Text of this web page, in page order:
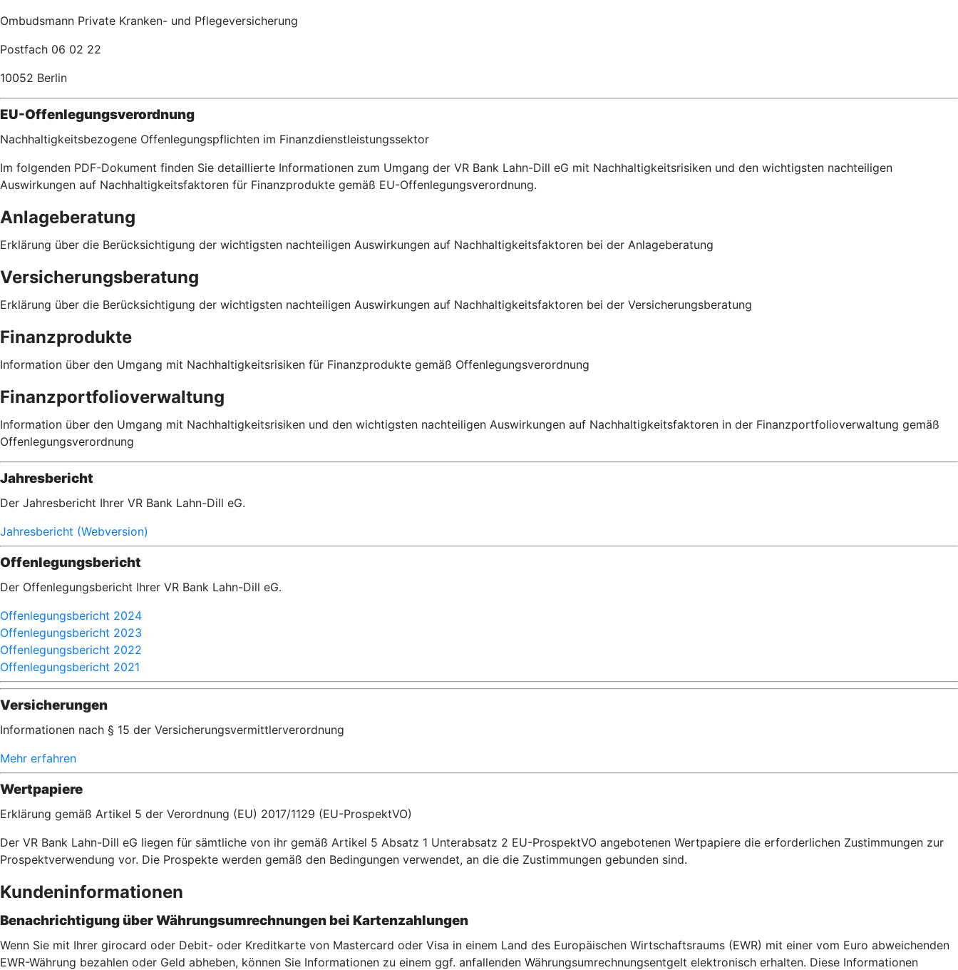
Ombudsmann Private Kranken- und Pflegeversicherung
Postfach 06 02 22
10052 Berlin
EU-Offenlegungsverordnung
Nachhaltigkeitsbezogene Offenlegungspflichten im Finanzdienstleistungssektor
Im folgenden PDF-Dokument finden Sie detaillierte Informationen zum Umgang der VR Bank Lahn-Dill eG mit Nachhaltigkeitsrisiken und den wichtigsten nachteiligen
Auswirkungen auf Nachhaltigkeitsfaktoren für Finanzprodukte gemäß EU-Offenlegungsverordnung.
Anlageberatung
Erklärung über die Berücksichtigung der wichtigsten nachteiligen Auswirkungen auf Nachhaltigkeitsfaktoren bei der Anlageberatung
Versicherungsberatung
Erklärung über die Berücksichtigung der wichtigsten nachteiligen Auswirkungen auf Nachhaltigkeitsfaktoren bei der Versicherungsberatung
Finanzprodukte
Information über den Umgang mit Nachhaltigkeitsrisiken für Finanzprodukte gemäß Offenlegungsverordnung
Finanzportfolioverwaltung
Information über den Umgang mit Nachhaltigkeitsrisiken und den wichtigsten nachteiligen Auswirkungen auf Nachhaltigkeitsfaktoren in der Finanzportfolioverwaltung gemäß
Offenlegungsverordnung
Jahresbericht
Der Jahresbericht Ihrer VR Bank Lahn-Dill eG.
Jahresbericht (Webversion)
Offenlegungsbericht
Der Offenlegungsbericht Ihrer VR Bank Lahn-Dill eG.
Offenlegungsbericht 2024
Offenlegungsbericht 2023
Offenlegungsbericht 2022
Offenlegungsbericht 2021
Versicherungen
Informationen nach § 15 der Versicherungsvermittlerverordnung
Mehr erfahren
Wertpapiere
Erklärung gemäß Artikel 5 der Verordnung (EU) 2017/1129 (EU-ProspektVO)
Der VR Bank Lahn-Dill eG liegen für sämtliche von ihr gemäß Artikel 5 Absatz 1 Unterabsatz 2 EU-ProspektVO angebotenen Wertpapiere die erforderlichen Zustimmungen zur
Prospektverwendung vor. Die Prospekte werden gemäß den Bedingungen verwendet, an die die Zustimmungen gebunden sind.
Kundeninformationen
Benachrichtigung über Währungsumrechnungen bei Kartenzahlungen
Wenn Sie mit Ihrer girocard oder Debit- oder Kreditkarte von Mastercard oder Visa in einem Land des Europäischen Wirtschaftsraums (EWR) mit einer vom Euro abweichenden
EWR-Währung bezahlen oder Geld abheben, können Sie Informationen zu einem ggf. anfallenden Währungsumrechnungsentgelt elektronisch erhalten. Diese Informationen